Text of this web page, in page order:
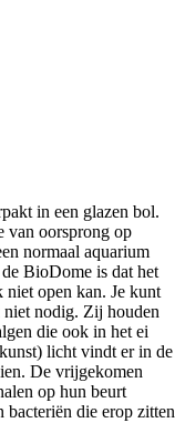
in een glazen bol.
van oorsprong op
normaal aquarium
BioDome is dat het
niet open kan. Je kunt
niet nodig. Zij houden
die ook in het ei
licht vindt er in de
De vrijgekomen
op hun beurt
bacteriën die erop zitten